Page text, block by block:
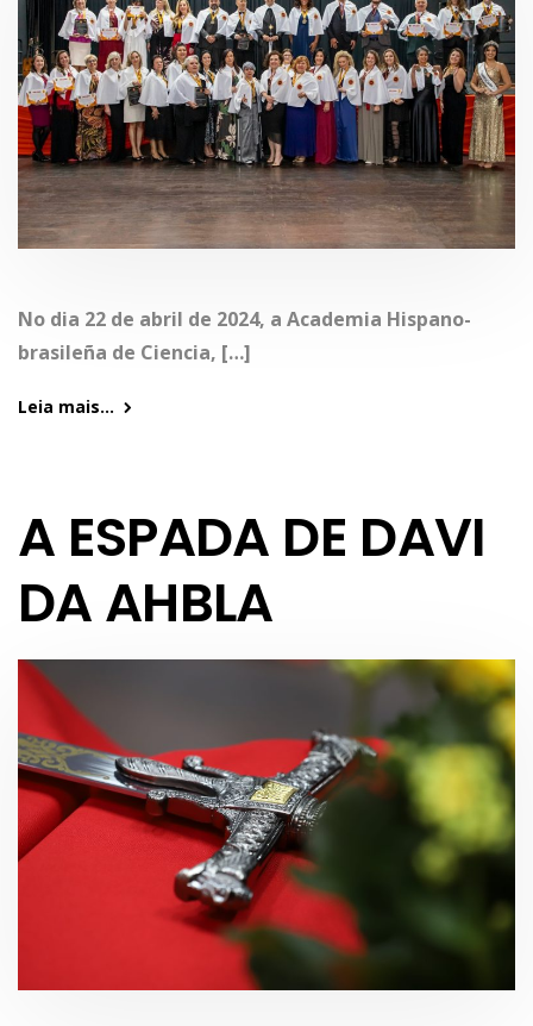
No dia 22 de abril de 2024, a Academia Hispano-
brasileña de Ciencia, […]
Leia mais...
A ESPADA DE DAVI
DA AHBLA